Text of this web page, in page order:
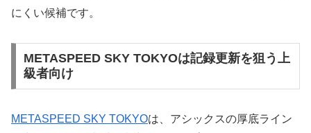
にくい候補です。
METASPEED SKY TOKYOは記録更新を狙う上
級者向け
METASPEED SKY TOKYOは、アシックスの厚底ライン